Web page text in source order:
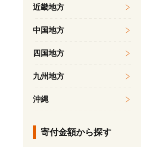
近畿地方
中国地方
四国地方
九州地方
沖縄
寄付金額から探す